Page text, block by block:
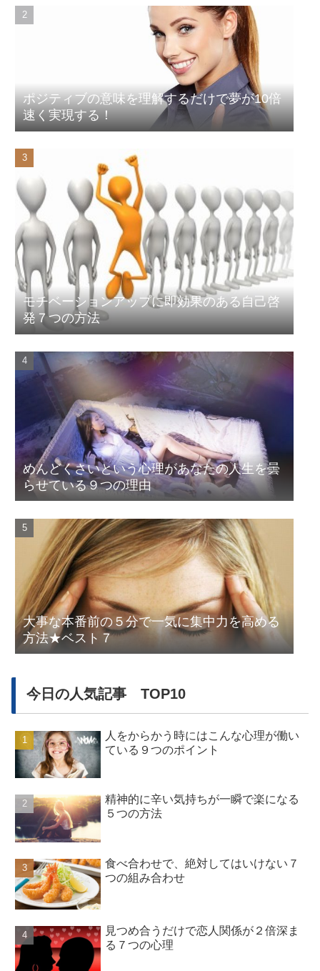
ポジティブの意味を理解するだけで夢が10倍
速く実現する！
モチベーションアップに即効果のある自己啓
発７つの方法
めんどくさいという心理があなたの人生を曇
らせている９つの理由
大事な本番前の５分で一気に集中力を高める
方法★ベスト７
今日の人気記事 TOP10
人をからかう時にはこんな心理が働い
ている９つのポイント
精神的に辛い気持ちが一瞬で楽になる
５つの方法
食べ合わせで、絶対してはいけない７
つの組み合わせ
見つめ合うだけで恋人関係が２倍深ま
る７つの心理